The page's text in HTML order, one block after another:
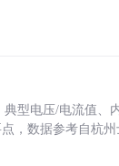
型电压/电流值、
，数据参考自杭